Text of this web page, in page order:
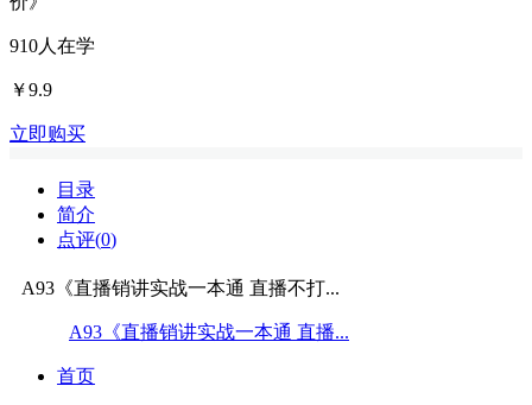
910人在学
￥9.9
立即购买
目录
简介
点评(0)
A93《直播销讲实战一本通 直播不打...
A93《直播销讲实战一本通 直播...
首页